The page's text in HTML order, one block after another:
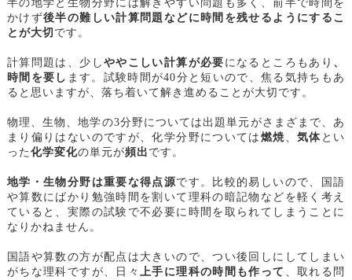
半の地学と生物分野には解きやすい問題も多く、前半で時間を
かけず後半の難しい計算問題などに時間を残せるようにするこ
とが大切 です。
計算問題は、少し ややこしい計算が必要 になるところもあり 、
時間を要し ます。試験時間が40分と短いので、焦る気持ちもあ
ると思いますが、落ち着いて解き進めることが大切です。
物理、生物、地学の3分野については出題単元がさまざまで、あ
まり偏りはないのですが、化学分野については 燃焼、 気体 とい
った 化学変化の単元が頻出 です。
地学・生物分野は重要な得点源です。比較的易しいので、国語
や算数にばかり勉強時間を割いて理科の暗記物などを軽く考え
ていると、実際の試験で不必要に時間を取られてしまうことに
なりかねません。
国語や算数の方が配点は大きいので、つい後回しにしてしまい
がちな理科ですが、日々上手に理科の時間も作って 、取れる問